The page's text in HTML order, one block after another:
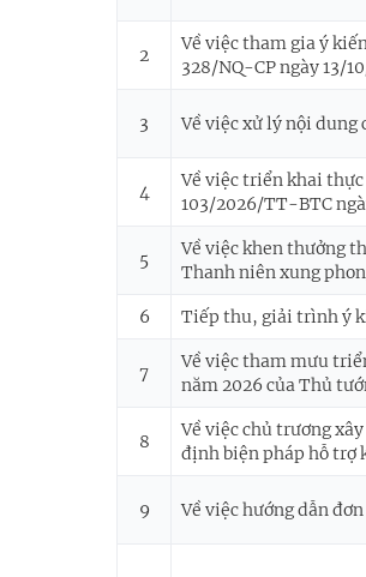
2
Về việc tham gia ý
328/NQ-CP ngày 13/
3 Về việc xử lý nội dung
4
Về việc triển khai
103/2026/TT-BTC
5
Về việc khen thưởng
Thanh niên xung
6 Tiếp thu, giải trình ý
7
Về việc tham mưu
năm 2026 của Thủ
8
Về việc chủ trương
định biện pháp hỗ trợ
9 Về việc hướng dẫn